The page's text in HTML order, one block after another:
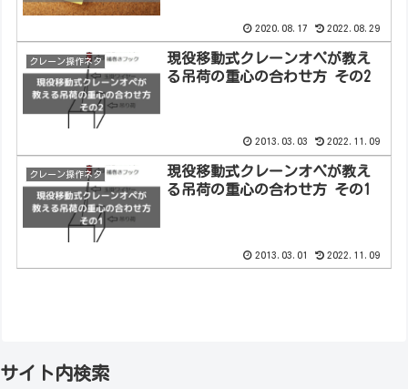
2020.08.17 2022.08.29
クレーン操作ネタ
現役移動式クレーンオペが教え
る吊荷の重心の合わせ方 その2
2013.03.03 2022.11.09
クレーン操作ネタ
現役移動式クレーンオペが教え
る吊荷の重心の合わせ方 その1
2013.03.01 2022.11.09
サイト内検索